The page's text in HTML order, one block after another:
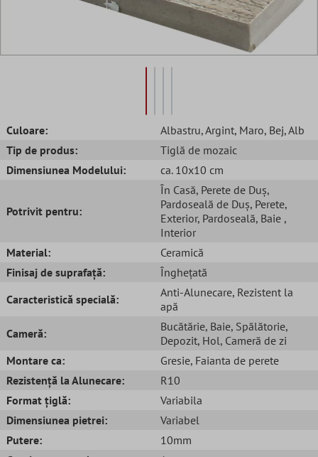
Culoare: Albastru, Argint, Maro, Bej, Alb
Tip de produs:
Tiglă de mozaic
Dimensiunea Modelului:
ca. 10x10 cm
Potrivit pentru:
În Casă, Perete de Duș,
Pardoseală de Duș, Perete,
Exterior, Pardoseală, Baie ,
Interior
Material:
Ceramică
Finisaj de suprafață:
Înghețată
Caracteristică specială:
Anti-Alunecare, Rezistent la
apă
Cameră:
Bucătărie, Baie, Spălătorie,
Depozit, Hol, Cameră de zi
Montare ca:
Gresie, Faianta de perete
Rezistență la Alunecare:
R10
Format țiglă:
Variabila
Dimensiunea pietrei:
Variabel
Putere:
10mm